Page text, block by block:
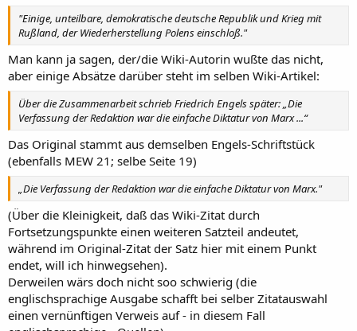
"Einige, unteilbare, demokratische deutsche Republik und Krieg mit
Rußland, der Wiederherstellung Polens einschloß."
Man kann ja sagen, der/die Wiki-Autorin wußte das nicht,
aber einige Absätze darüber steht im selben Wiki-Artikel:
Über die Zusammenarbeit schrieb Friedrich Engels später: „Die
Verfassung der Redaktion war die einfache Diktatur von Marx ...“
Das Original stammt aus demselben Engels-Schriftstück
(ebenfalls MEW 21; selbe Seite 19)
„Die Verfassung der Redaktion war die einfache Diktatur von Marx."
(Über die Kleinigkeit, daß das Wiki-Zitat durch
Fortsetzungspunkte einen weiteren Satzteil andeutet,
während im Original-Zitat der Satz hier mit einem Punkt
endet, will ich hinwegsehen).
Derweilen wärs doch nicht soo schwierig (die
englischsprachige Ausgabe schafft bei selber Zitatauswahl
einen vernünftigen Verweis auf - in diesem Fall